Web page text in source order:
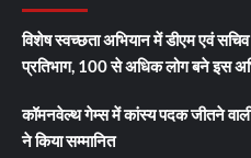
विशेष स्वच्छता अभियान में डीएम एवं
प्रतिभाग, 100 से अधिक लोग बने इस
कॉमनवेल्थ गेम्स में कांस्य पदक जीतने
ने किया सम्मानित